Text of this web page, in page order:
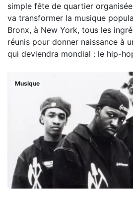
simple fête de quartier
va transformer la musique
Bronx, à New York, tous les
réunis pour donner naissance à
qui deviendra mondial : le hip-
Musique